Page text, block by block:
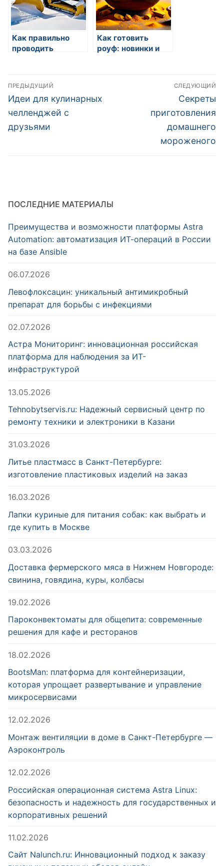
Как правильно
проводить
Как готовить
роуф: новинки и
Навигация
по
записям
ПРЕДЫДУЩИЙ
Предыдущая
запись:
Идеи для кулинарных
челленджей с
друзьями
СЛЕДУЮЩИЙ
запись:
Секреты
приготовления
домашнего
мороженого
ПОСЛЕДНИЕ МАТЕРИАЛЫ
Преимущества и возможности платформы Astra
Automation: автоматизация ИТ-операций в России
на базе Ansible
06.07.2026
Левофлоксацин: уникальный антимикробный
препарат для борьбы с инфекциями
02.07.2026
Астра Мониторинг: инновационная российская
платформа для наблюдения за ИТ-
инфраструктурой
13.05.2026
Tehnobytservis.ru: Надежный сервисный центр по
ремонту техники и электроники в Казани
31.03.2026
Литье пластмасс в Санкт-Петербурге:
изготовление пластиковых изделий на заказ
16.03.2026
Лапки куриные для питания собак: как выбрать и
где купить в Москве
03.03.2026
Доставка фермерского мяса в Нижнем Новгороде:
свинина, говядина, куры, колбасы
19.02.2026
Пароконвектоматы для общепита: современные
решения для кафе и ресторанов
18.02.2026
BootsMan: платформа для контейнеризации,
которая упрощает развертывание и управление
микросервисами
12.02.2026
Монтаж вентиляции в доме в Санкт-Петербурге —
Аэроконтроль
12.02.2026
Российская операционная система Astra Linux:
безопасность и надежность для государственных и
корпоративных решений
11.02.2026
Сайт Nalunch.ru: Инновационный подход к заказу